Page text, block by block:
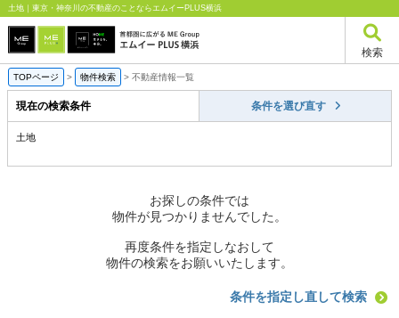
土地｜東京・神奈川の不動産のことならエムイーPLUS横浜
検索
TOPページ > 物件検索 > 不動産情報一覧
現在の検索条件 条件を選び直す
土地
お探しの条件では
物件が見つかりませんでした。
再度条件を指定しなおして
物件の検索をお願いいたします。
条件を指定し直して検索